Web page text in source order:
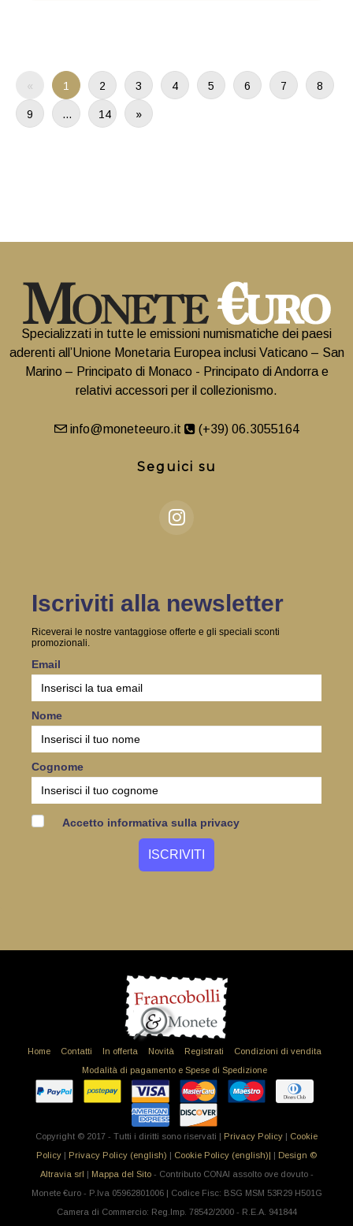
« 1 2 3 4 5 6 7 8
9 … 14 »
Specializzati in tutte le emissioni numismatiche dei paesi
aderenti all’Unione Monetaria Europea inclusi Vaticano – San
Marino – Principato di Monaco - Principato di Andorra e
relativi accessori per il collezionismo.
info@moneteeuro.it (+39) 06.3055164
Seguici su
Iscriviti alla newsletter
Riceverai le nostre vantaggiose offerte e gli speciali sconti
promozionali.
Email
Nome
Cognome
Accetto informativa sulla privacy
Home Contatti In offerta Novità Registrati
Condizioni di vendita
Modalità di pagamento e Spese di Spedizione
Copyright © 2017 - Tutti i diritti sono riservati | Privacy Policy | Cookie
Policy | Privacy Policy (english) | Cookie Policy (english)| | Design ©
Altravia srl | Mappa del Sito- Contributo CONAI assolto ove dovuto -
Monete €uro - P.Iva 05962801006 | Codice Fisc: BSG MSM 53R29 H501G
Camera di Commercio: Reg.Imp. 78542/2000 - R.E.A. 941844